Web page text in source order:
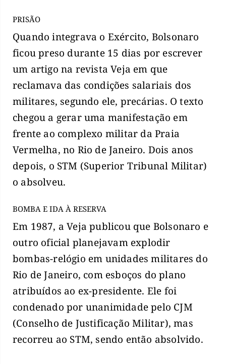
PRISÃO
Quando integrava o Exército, Bolsonaro
ficou preso durante 15 dias por escrever
um artigo na revista Veja em que
reclamava das condições salariais dos
militares, segundo ele, precárias. O texto
chegou a gerar uma manifestação em
frente ao complexo militar da Praia
Vermelha, no Rio de Janeiro. Dois anos
depois, o STM (Superior Tribunal Militar)
o absolveu.
BOMBA E IDA À RESERVA
Em 1987, a Veja publicou que Bolsonaro e
outro oficial planejavam explodir
bombas-relógio em unidades militares do
Rio de Janeiro, com esboços do plano
atribuídos ao ex-presidente. Ele foi
condenado por unanimidade pelo CJM
(Conselho de Justificação Militar), mas
recorreu ao STM, sendo então absolvido.